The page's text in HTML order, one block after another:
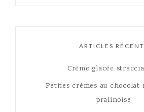
ARTICLES
Crème glacée
Petites crèmes au
pralinoise